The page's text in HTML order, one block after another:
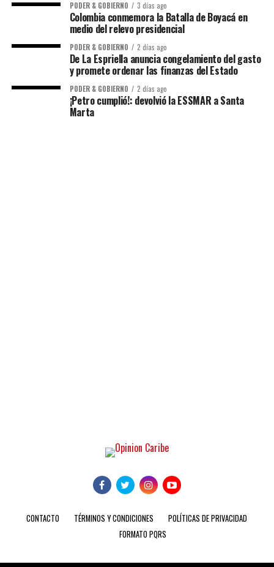
PODER & GOBIERNO 3 días ago
Colombia conmemora la Batalla de Boyacá en
medio del relevo presidencial
PODER & GOBIERNO 2 días ago
De La Espriella anuncia congelamiento del gasto
y promete ordenar las finanzas del Estado
PODER & GOBIERNO 2 días ago
¡Petro cumplió!: devolvió la ESSMAR a Santa
Marta
CONTACTO TÉRMINOS Y CONDICIONES
POLÍTICAS DE PRIVACIDAD
FORMATO PQRS